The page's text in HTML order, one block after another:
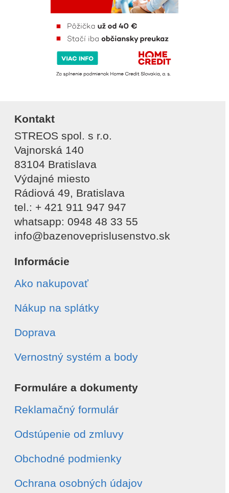
Kontakt
STREOS spol. s r.o.
Vajnorská 140
83104 Bratislava
Výdajné miesto
Rádiová 49, Bratislava
tel.: + 421 911 947 947
whatsapp: 0948 48 33 55
info@bazenoveprislusenstvo.sk
Informácie
Ako nakupovať
Nákup na splátky
Doprava
Vernostný systém a body
Formuláre a dokumenty
Reklamačný formulár
Odstúpenie od zmluvy
Obchodné podmienky
Ochrana osobných údajov